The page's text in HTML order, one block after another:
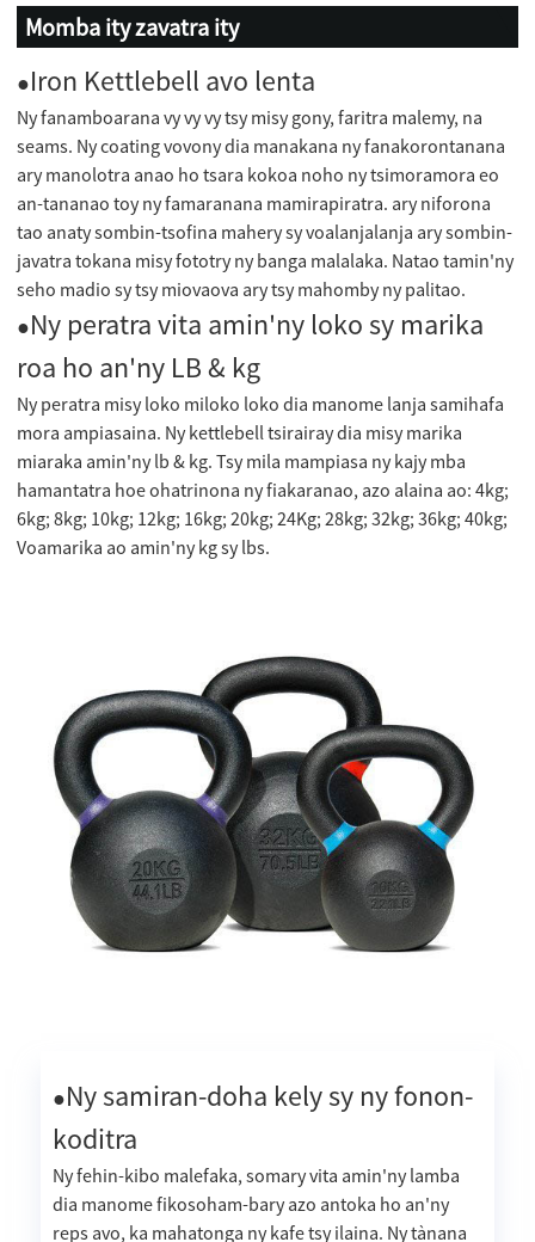
Momba ity zavatra ity
●Iron Kettlebell avo lenta
Ny fanamboarana vy vy vy tsy misy gony, faritra malemy, na
seams. Ny coating vovony dia manakana ny fanakorontanana
ary manolotra anao ho tsara kokoa noho ny tsimoramora eo
an-tananao toy ny famaranana mamirapiratra. ary niforona
tao anaty sombin-tsofina mahery sy voalanjalanja ary sombin-
javatra tokana misy fototry ny banga malalaka. Natao tamin'ny
seho madio sy tsy miovaova ary tsy mahomby ny palitao.
●Ny peratra vita amin'ny loko sy marika
roa ho an'ny LB & kg
Ny peratra misy loko miloko loko dia manome lanja samihafa
mora ampiasaina. Ny kettlebell tsirairay dia misy marika
miaraka amin'ny lb & kg. Tsy mila mampiasa ny kajy mba
hamantatra hoe ohatrinona ny fiakaranao, azo alaina ao: 4kg;
6kg; 8kg; 10kg; 12kg; 16kg; 20kg; 24Kg; 28kg; 32kg; 36kg; 40kg;
Voamarika ao amin'ny kg sy lbs.
●Ny samiran-doha kely sy ny fonon-
koditra
Ny fehin-kibo malefaka, somary vita amin'ny lamba
dia manome fikosoham-bary azo antoka ho an'ny
reps avo, ka mahatonga ny kafe tsy ilaina. Ny tànana